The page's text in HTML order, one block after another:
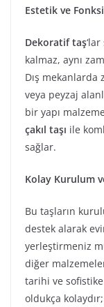
Estetik ve
Dekoratif taş
kalmaz, aynı
Dış
veya peyzaj
bir yapı
çakıl taşı ile
sağlar.
Kolay Kurulum
Bu taşların
destek alarak
yerleştirmeniz
diğer
tarihi ve sofistike
oldukça